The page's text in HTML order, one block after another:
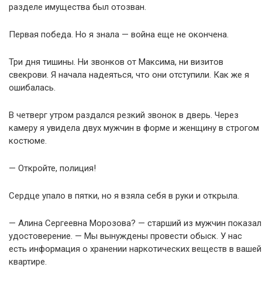
разделе имущества был отозван.
Первая победа. Но я знала — война еще не окончена.
Три дня тишины. Ни звонков от Максима, ни визитов
свекрови. Я начала надеяться, что они отступили. Как же я
ошибалась.
В четверг утром раздался резкий звонок в дверь. Через
камеру я увидела двух мужчин в форме и женщину в строгом
костюме.
— Откройте, полиция!
Сердце упало в пятки, но я взяла себя в руки и открыла.
— Алина Сергеевна Морозова? — старший из мужчин показал
удостоверение. — Мы вынуждены провести обыск. У нас
есть информация о хранении наркотических веществ в вашей
квартире.